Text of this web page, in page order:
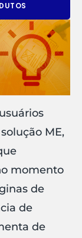
ME,
momento
de
de
de